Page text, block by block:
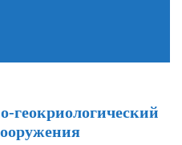
геокриологический